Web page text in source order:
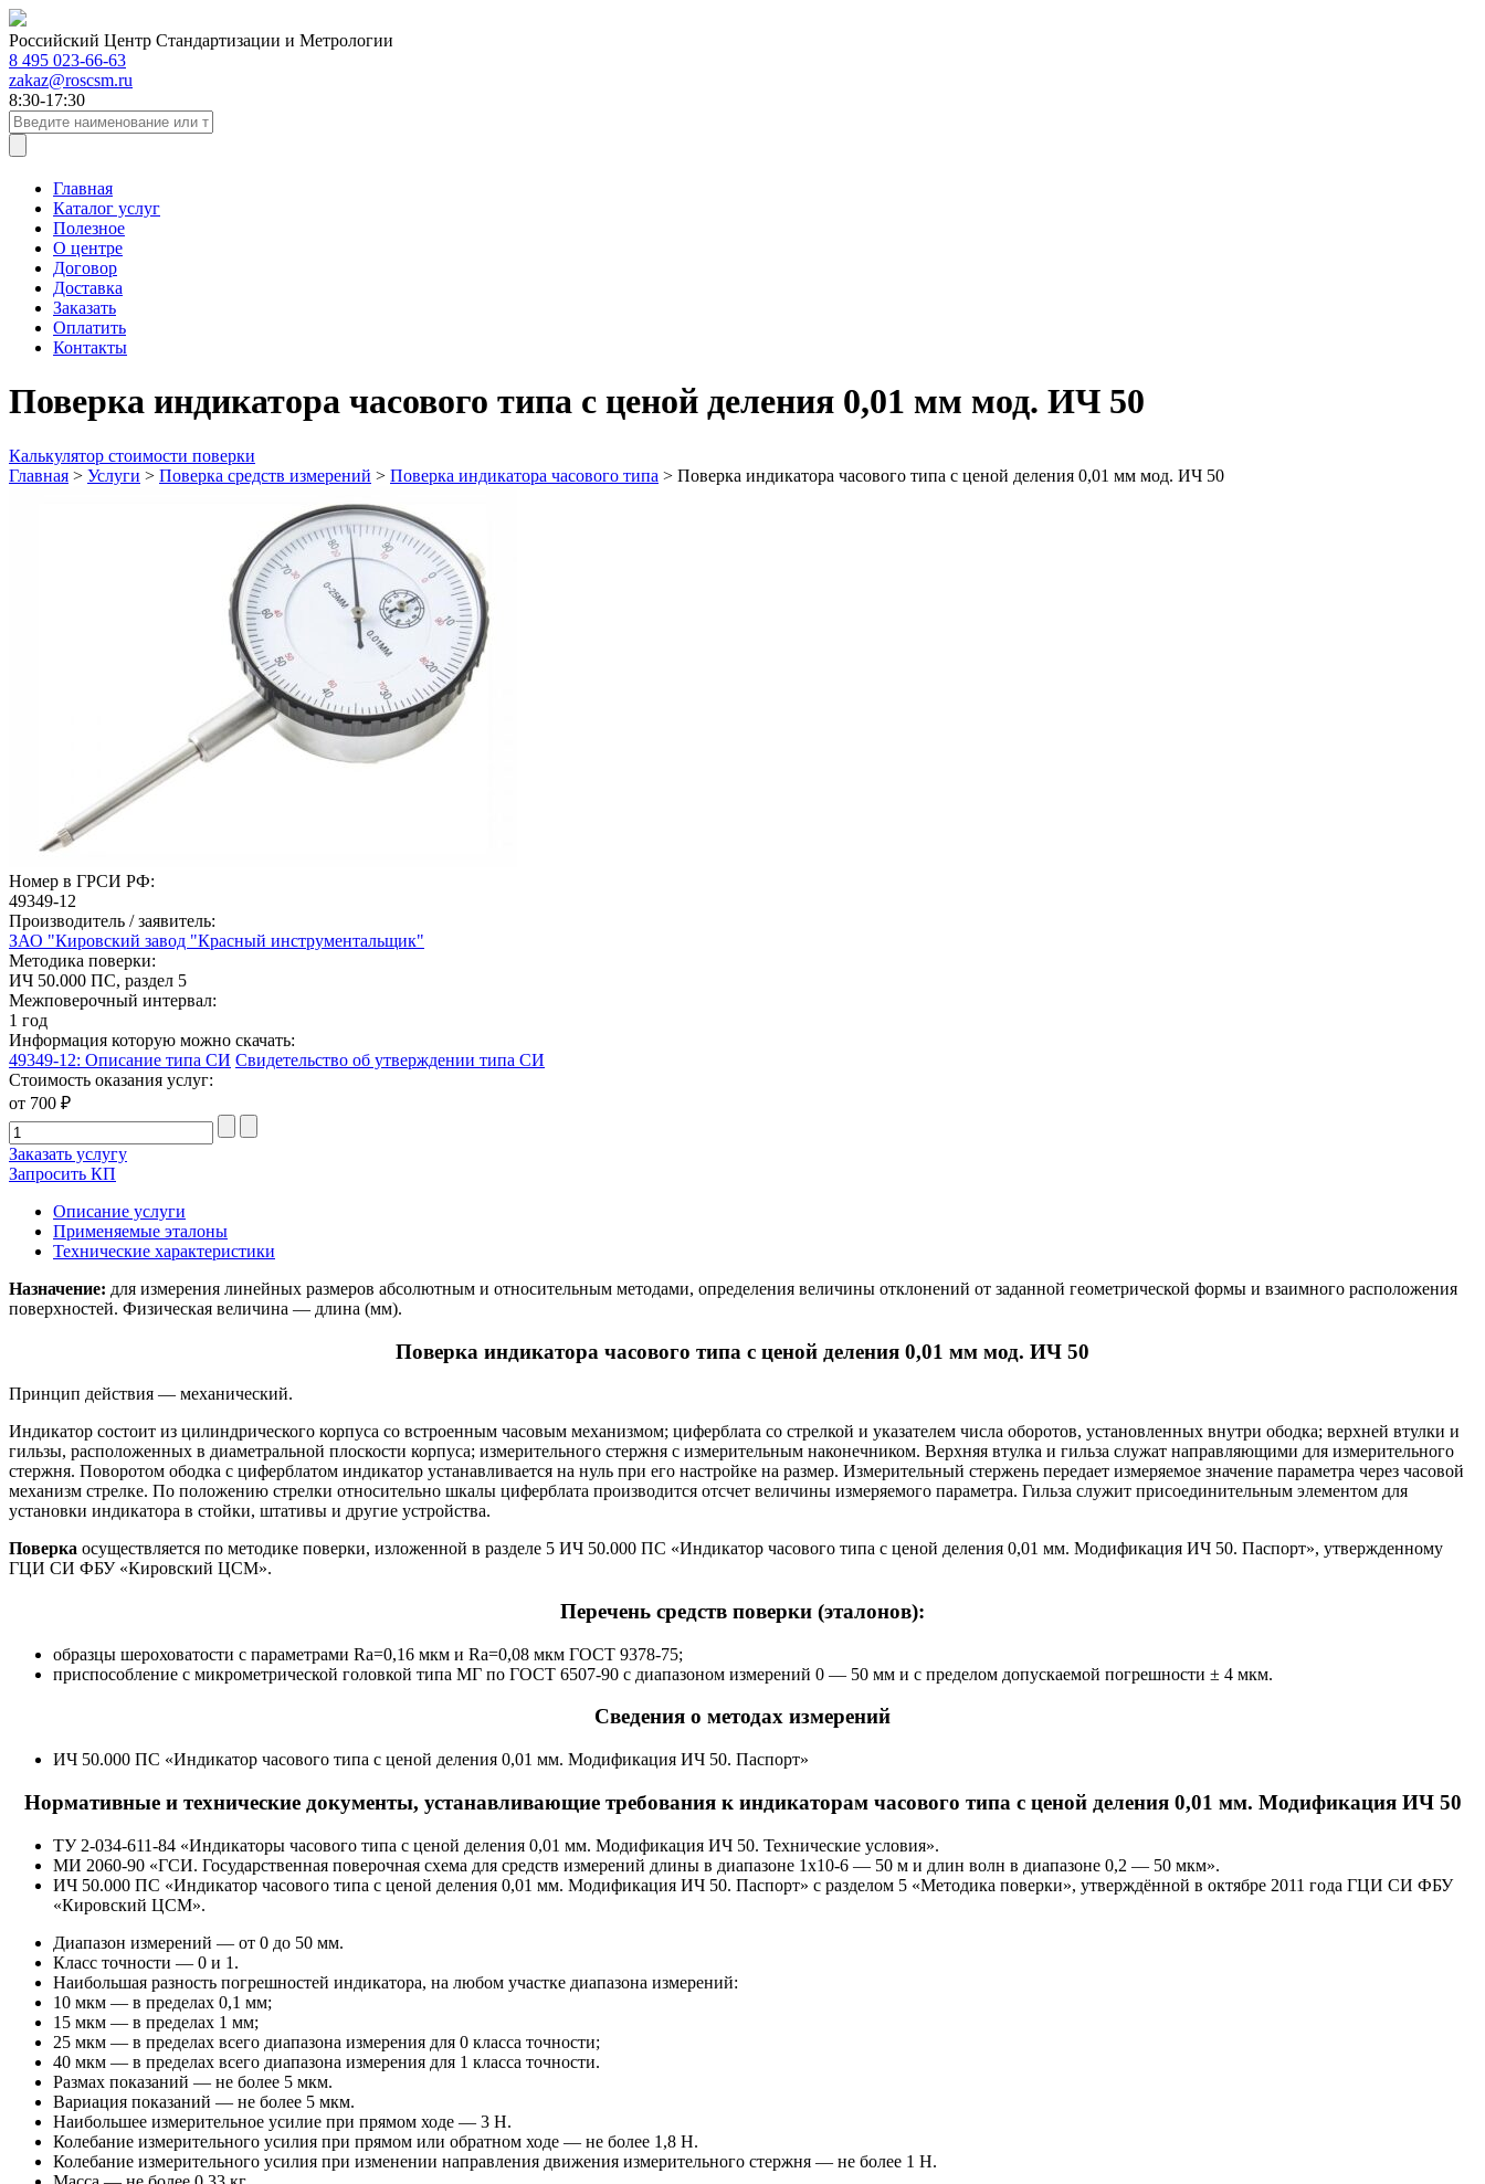
Российский Центр Стандартизации и Метрологии
8 495 023-66-63
zakaz@roscsm.ru
8:30-17:30
Главная
Каталог услуг
Полезное
О центре
Договор
Доставка
Заказать
Оплатить
Контакты
Поверка индикатора часового типа с ценой деления 0,01 мм мод. ИЧ 50
Калькулятор стоимости поверки
Главная > Услуги > Поверка средств измерений > Поверка индикатора часового типа > Поверка индикатора часового типа с ценой деления 0,01 мм мод. ИЧ 50
Номер в ГРСИ РФ:
49349-12
Производитель / заявитель:
ЗАО "Кировский завод "Красный инструментальщик"
Методика поверки:
ИЧ 50.000 ПС, раздел 5
Межповерочный интервал:
1 год
Информация которую можно скачать:
49349-12: Описание типа СИ Свидетельство об утверждении типа СИ
Стоимость оказания услуг:
от 700 ₽
Заказать услугу
Запросить КП
Описание услуги
Применяемые эталоны
Технические характеристики
Назначение: для измерения линейных размеров абсолютным и относительным методами, определения величины отклонений от заданной геометрической формы и взаимного расположения
поверхностей. Физическая величина — длина (мм).
Поверка индикатора часового типа с ценой деления 0,01 мм мод. ИЧ 50
Принцип действия — механический.
Индикатор состоит из цилиндрического корпуса со встроенным часовым механизмом; циферблата со стрелкой и указателем числа оборотов, установленных внутри ободка; верхней втулки и
гильзы, расположенных в диаметральной плоскости корпуса; измерительного стержня с измерительным наконечником. Верхняя втулка и гильза служат направляющими для измерительного
стержня. Поворотом ободка с циферблатом индикатор устанавливается на нуль при его настройке на размер. Измерительный стержень передает измеряемое значение параметра через часовой
механизм стрелке. По положению стрелки относительно шкалы циферблата производится отсчет величины измеряемого параметра. Гильза служит присоединительным элементом для
установки индикатора в стойки, штативы и другие устройства.
Поверка осуществляется по методике поверки, изложенной в разделе 5 ИЧ 50.000 ПС «Индикатор часового типа с ценой деления 0,01 мм. Модификация ИЧ 50. Паспорт», утвержденному
ГЦИ СИ ФБУ «Кировский ЦСМ».
Перечень средств поверки (эталонов):
образцы шероховатости с параметрами Ra=0,16 мкм и Ra=0,08 мкм ГОСТ 9378-75;
приспособление с микрометрической головкой типа МГ по ГОСТ 6507-90 с диапазоном измерений 0 — 50 мм и с пределом допускаемой погрешности ± 4 мкм.
Сведения о методах измерений
ИЧ 50.000 ПС «Индикатор часового типа с ценой деления 0,01 мм. Модификация ИЧ 50. Паспорт»
Нормативные и технические документы, устанавливающие требования к индикаторам часового типа с ценой деления 0,01 мм. Модификация ИЧ 50
ТУ 2-034-611-84 «Индикаторы часового типа с ценой деления 0,01 мм. Модификация ИЧ 50. Технические условия».
МИ 2060-90 «ГСИ. Государственная поверочная схема для средств измерений длины в диапазоне 1х10-6 — 50 м и длин волн в диапазоне 0,2 — 50 мкм».
ИЧ 50.000 ПС «Индикатор часового типа с ценой деления 0,01 мм. Модификация ИЧ 50. Паспорт» с разделом 5 «Методика поверки», утверждённой в октябре 2011 года ГЦИ СИ ФБУ
«Кировский ЦСМ».
Диапазон измерений — от 0 до 50 мм.
Класс точности — 0 и 1.
Наибольшая разность погрешностей индикатора, на любом участке диапазона измерений:
10 мкм — в пределах 0,1 мм;
15 мкм — в пределах 1 мм;
25 мкм — в пределах всего диапазона измерения для 0 класса точности;
40 мкм — в пределах всего диапазона измерения для 1 класса точности.
Размах показаний — не более 5 мкм.
Вариация показаний — не более 5 мкм.
Наибольшее измерительное усилие при прямом ходе — 3 Н.
Колебание измерительного усилия при прямом или обратном ходе — не более 1,8 Н.
Колебание измерительного усилия при изменении направления движения измерительного стержня — не более 1 Н.